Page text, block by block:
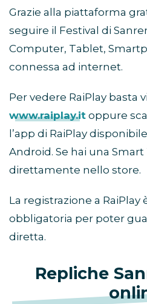
Grazie alla piattaforma
seguire il Festival di
Computer, Tablet,
connessa ad internet.
Per vedere RaiPlay basta
www.raiplay.it oppure
l’app di RaiPlay
Android. Se hai una Smart
direttamente nello store.
La registrazione a
obbligatoria per poter
diretta.
Repliche